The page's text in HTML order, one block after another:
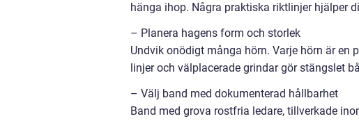
hänga ihop. Några praktiska riktlinjer hjälper
– Planera hagens form och storlek
Undvik onödigt många hörn. Varje hörn är en
linjer och välplacerade grindar gör stängslet
– Välj band med dokumenterad hållbarhet
Band med grova rostfria ledare, tillverkade